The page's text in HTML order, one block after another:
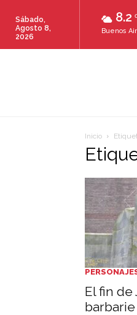
8.2 C
Buenos
Sábado,
Agosto 8,
2026
Inicio
El fin de